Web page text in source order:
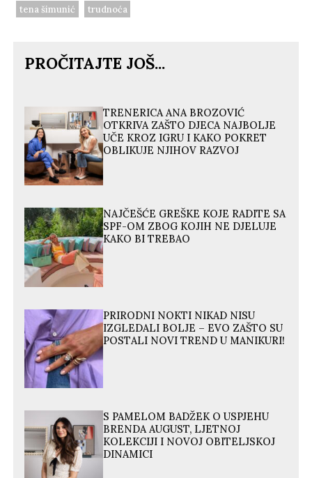
tena šimunić
trudnoća
PROČITAJTE JOŠ...
TRENERICA ANA BROZOVIĆ
OTKRIVA ZAŠTO DJECA NAJBOLJE
UČE KROZ IGRU I KAKO POKRET
OBLIKUJE NJIHOV RAZVOJ
NAJČEŠĆE GREŠKE KOJE RADITE SA
SPF-OM ZBOG KOJIH NE DJELUJE
KAKO BI TREBAO
PRIRODNI NOKTI NIKAD NISU
IZGLEDALI BOLJE – EVO ZAŠTO SU
POSTALI NOVI TREND U MANIKURI!
S PAMELOM BADŽEK O USPJEHU
BRENDA AUGUST, LJETNOJ
KOLEKCIJI I NOVOJ OBITELJSKOJ
DINAMICI